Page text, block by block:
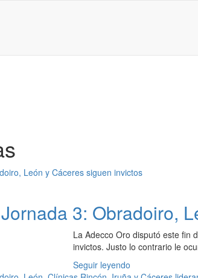
3: Obradoiro,
La Adecco Oro disputó este fin
invictos. Justo lo contrario le
Seguir leyendo